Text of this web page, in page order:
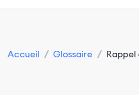
Accueil / Glossaire / Rappel